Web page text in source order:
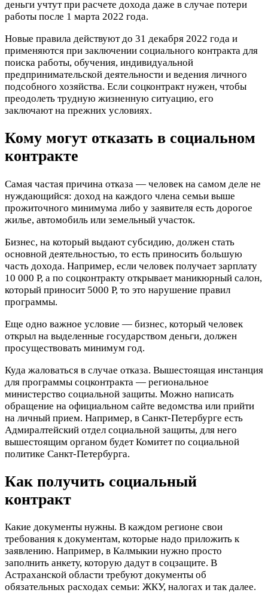
деньги учтут при расчете дохода даже в случае потери
работы после 1 марта 2022 года.
Новые правила действуют до 31 декабря 2022 года и
применяются при заключении социального контракта для
поиска работы, обучения, индивидуальной
предпринимательской деятельности и ведения личного
подсобного хозяйства. Если соцконтракт нужен, чтобы
преодолеть трудную жизненную ситуацию, его
заключают на прежних условиях.
Кому могут отказать в социальном
контракте
Самая частая причина отказа — человек на самом деле не
нуждающийся: доход на каждого члена семьи выше
прожиточного минимума либо у заявителя есть дорогое
жилье, автомобиль или земельный участок.
Бизнес, на который выдают субсидию, должен стать
основной деятельностью, то есть приносить большую
часть дохода. Например, если человек получает зарплату
10 000 Р, а по соцконтракту открывает маникюрный салон,
который приносит 5000 Р, то это нарушение правил
программы.
Еще одно важное условие — бизнес, который человек
открыл на выделенные государством деньги, должен
просуществовать минимум год.
Куда жаловаться в случае отказа. Вышестоящая инстанция
для программы соцконтракта — региональное
министерство социальной защиты. Можно написать
обращение на официальном сайте ведомства или прийти
на личный прием. Например, в Санкт-Петербурге есть
Адмиралтейский отдел социальной защиты, для него
вышестоящим органом будет Комитет по социальной
политике Санкт-Петербурга.
Как получить социальный
контракт
Какие документы нужны. В каждом регионе свои
требования к документам, которые надо приложить к
заявлению. Например, в Калмыкии нужно просто
заполнить анкету, которую дадут в соцзащите. В
Астраханской области требуют документы об
обязательных расходах семьи: ЖКУ, налогах и так далее.